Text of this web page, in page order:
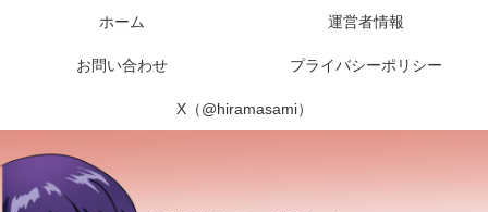
ホーム 運営者情報
お問い合わせ プライバシーポリシー
X（@hiramasami）